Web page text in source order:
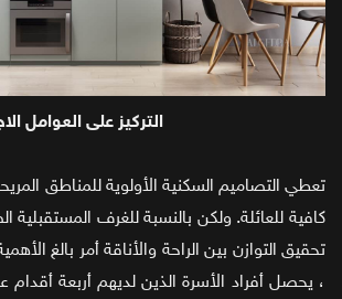
2- التركيز على العوامل
تعطي التصاميم السكنية الأولوية للمناطق
كافية للعائلة. ولكن بالنسبة للغرف المستقبلية
تحقيق التوازن بين الراحة والأناقة أمر بالغ
، يحصل أفراد الأسرة الذين لديهم أربعة